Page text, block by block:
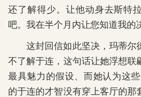
还了解得少。让他动身去斯特
吧。我在半个月内让您知道我的
这封回信如此坚决，玛蒂尔
不了解于连，这句话让她浮想联
最具魅力的假设、而她认为这
的于连的才智没有穿上客厅的那